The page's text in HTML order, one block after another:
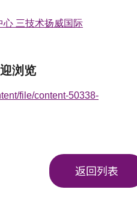
心 三技术扬威国际
浏览
file/content-50338-
返回列表